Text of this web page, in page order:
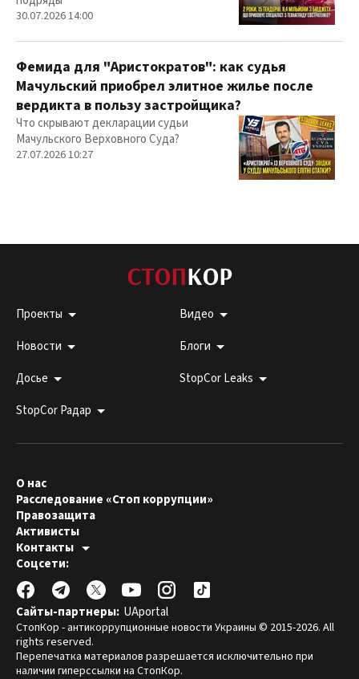
30.07.2026 14:00
Фемида для "Аристократов": как судья
Мачульский приобрел элитное жилье после
вердикта в пользу застройщика?
Что скрывают декларации судьи
Мачульского Верховного Суда?
27.07.2026 10:27
Проекты
Видео
Новости
Блоги
Досье
StopCor Leaks
StopCor Радар
Сайты-партнеры: UAportal
СтопКор - антикоррупционные новости Украины © 2015-2026. All
rights reserved.
Перепечатка материалов разрешается исключительно при
наличии гиперссылки на СтопКор.
О нас
Расследование «Стоп коррупции»
Правозащита
Активисты
Контакты
Горячая линия:
Редакция СтопКора:
stopcor.org@gmail.com
Юристы:
law@stopcor.org
Правозащитники:
Журналисты-расследователи: media@stopcor.org
Соцсети: